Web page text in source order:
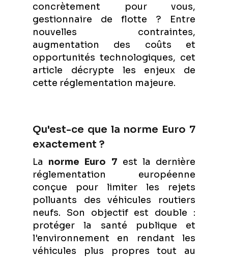
concrètement pour vous,
gestionnaire de flotte ? Entre
nouvelles contraintes,
augmentation des coûts et
opportunités technologiques, cet
article décrypte les enjeux de
cette réglementation majeure.
Qu'est-ce que la norme Euro 7
exactement ?
La norme Euro 7 est la dernière
réglementation européenne
conçue pour limiter les rejets
polluants des véhicules routiers
neufs. Son objectif est double :
protéger la santé publique et
l'environnement en rendant les
véhicules plus propres tout au